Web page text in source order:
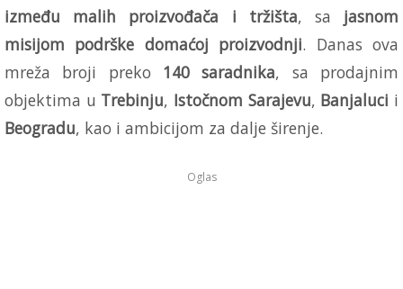
između malih proizvođača i tržišta, sa jasnom
misijom podrške domaćoj proizvodnji. Danas ova
mreža broji preko 140 saradnika, sa prodajnim
objektima u Trebinju, Istočnom Sarajevu, Banjaluci i
Beogradu, kao i ambicijom za dalje širenje.
Oglas